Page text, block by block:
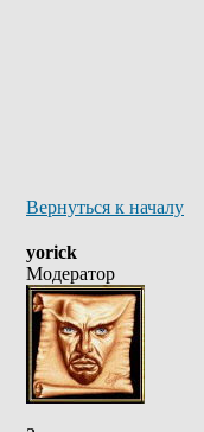
Вернуться к началу
yorick
Модератор